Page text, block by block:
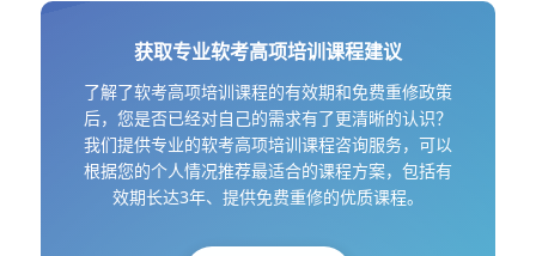
获取专业软考高项培训课程建议
了解了软考高项培训课程的有效期和免费重修政策
后，您是否已经对自己的需求有了更清晰的认识？
我们提供专业的软考高项培训课程咨询服务，可以
根据您的个人情况推荐最适合的课程方案，包括有
效期长达3年、提供免费重修的优质课程。